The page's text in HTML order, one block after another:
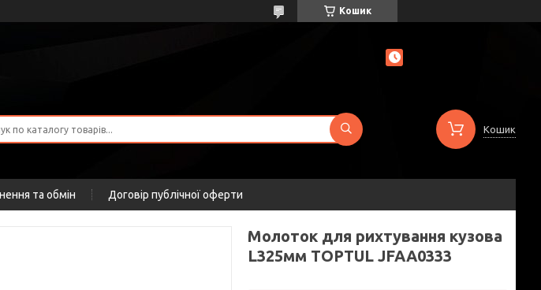
Кошик
Кошик
та обмін Договір публічної оферти
Молоток для рихтування кузова
L325мм TOPTUL JFAA0333